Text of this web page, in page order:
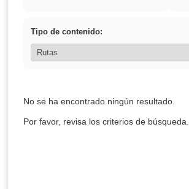
Tipo de contenido:
No se ha encontrado ningún resultado.
Por favor, revisa los criterios de búsqueda.